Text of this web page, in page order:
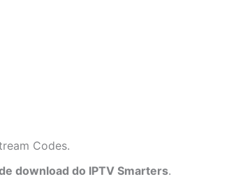
Codes.
download do IPTV Smarters.